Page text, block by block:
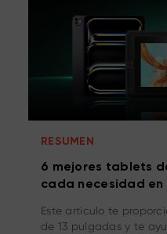
RESUMEN
6 mejores tablets
cada necesidad en
Este artículo te
de 13 pulgadas y te